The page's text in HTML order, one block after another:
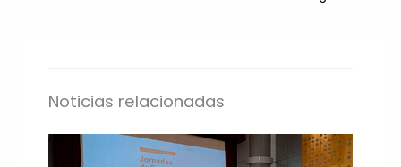
Noticias relacionadas